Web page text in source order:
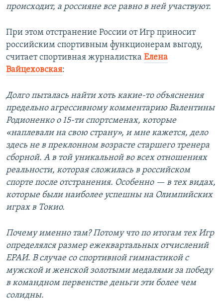
происходит, а россияне все равно в ней участвуют.
При этом отстранение России от Игр приносит
российским спортивным функционерам выгоду,
считает спортивная журналистка Елена
Вайцеховская:
Долго пыталась найти хоть какие-то объяснения
предельно агрессивному комментарию Валентины
Родионенко о 15-ти спортсменах, которые
«наплевали на свою страну», и мне кажется, дело
здесь не в преклонном возрасте старшего тренера
сборной. А в той уникальной во всех отношениях
реальности, которая сложилась в российском
спорте после отстранения. Особенно — в тех видах,
которые были наиболее успешны на Олимпийских
играх в Токио.
Почему именно там? Потому что по итогам тех Игр
определялся размер ежеквартальных отчислений
ЕРАИ. В случае со спортивной гимнастикой с
мужской и женской золотыми медалями за победу
в командном первенстве деньги эти более чем
солидны.